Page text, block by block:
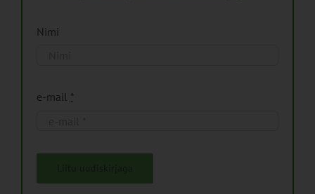
Nimi
e-mail *